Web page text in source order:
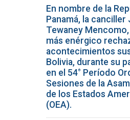
En nombre de la
Panamá, la canciller
Tewaney
más enérgico
acontecimientos
Bolivia, durante su
en el 54° Período
Sesiones de la
de los Estados
(OEA).